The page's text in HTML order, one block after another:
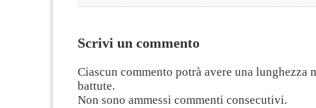
Scrivi un commento
Ciascun commento potrà avere una lunghezza
battute.
Non sono ammessi commenti consecutivi.